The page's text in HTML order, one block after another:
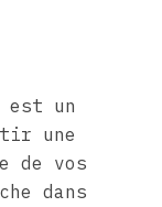
un
une
de vos
dans